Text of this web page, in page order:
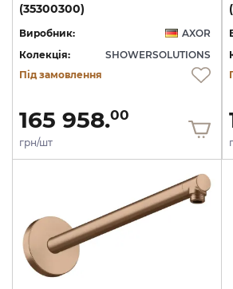
(35300300)
Виробник:
AXOR
Колекція:
SHOWERSOLUTIONS
Під замовлення
165 958.00
грн/шт